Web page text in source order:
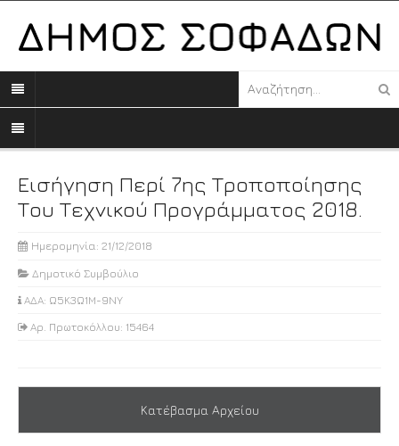
Εισήγηση Περί 7ης Τροποποίησης
Του Τεχνικού Προγράμματος 2018.
Ημερομηνία: 21/12/2018
Δημοτικό Συμβούλιο
ΑΔΑ: Ω5Κ3Ω1Μ-9ΝΥ
Αρ. Πρωτοκόλλου: 15464
Κατέβασμα Αρχείου